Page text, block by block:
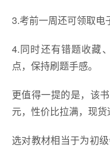
3.考前一周还可领取电
4.同时还有错题收藏
点，保持刷题手感。
更值得一提的是，该
元，性价比拉满，现货
选对教材相当于为初